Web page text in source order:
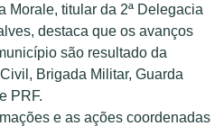
Morale, titular da 2ª Delegacia
destaca que os avanços
são resultado da
Brigada Militar, Guarda
PRF.
e as ações coordenadas